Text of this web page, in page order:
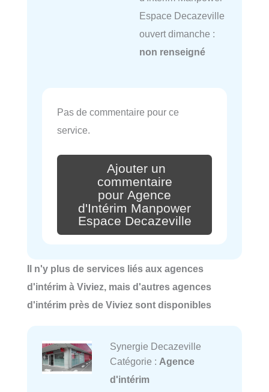
Espace Decazeville
ouvert dimanche :
non renseigné
Pas de commentaire pour ce
service.
Ajouter un
commentaire
pour Agence
d'Intérim Manpower
Espace Decazeville
Il n'y plus de services liés aux agences
d'intérim à Viviez, mais d'autres agences
d'intérim près de Viviez sont disponibles
Synergie Decazeville
Catégorie : Agence
d'intérim